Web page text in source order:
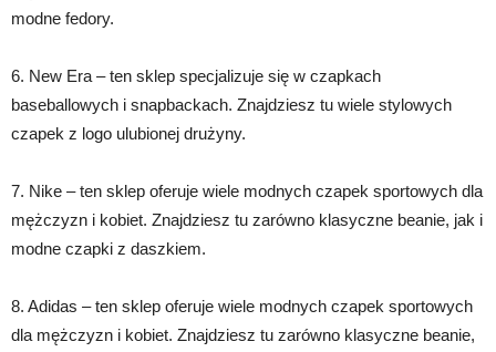
modne fedory.
6. New Era – ten sklep specjalizuje się w czapkach
baseballowych i snapbackach. Znajdziesz tu wiele stylowych
czapek z logo ulubionej drużyny.
7. Nike – ten sklep oferuje wiele modnych czapek sportowych dla
mężczyzn i kobiet. Znajdziesz tu zarówno klasyczne beanie, jak i
modne czapki z daszkiem.
8. Adidas – ten sklep oferuje wiele modnych czapek sportowych
dla mężczyzn i kobiet. Znajdziesz tu zarówno klasyczne beanie,